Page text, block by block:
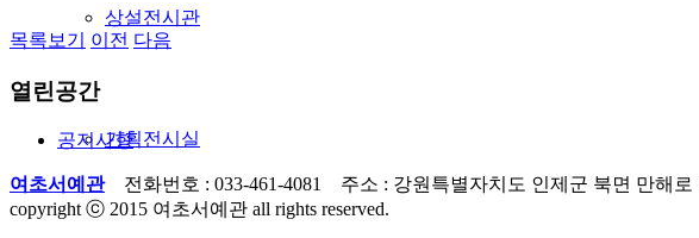
상설전시관
기획전시실
목록보기 이전 다음
열린공간
공지사항
여초서예관전화번호 : 033-461-4081 주소 : 강원특별자치도 인제군 북면 만해로
copyright ⓒ 2015 여초서예관 all rights reserved.